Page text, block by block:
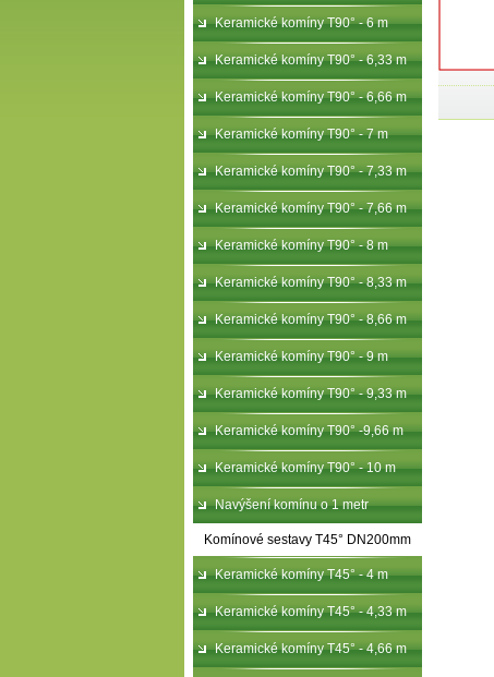
Keramické komíny T90° - 6 m
Keramické komíny T90° - 6,33 m
Keramické komíny T90° - 6,66 m
Keramické komíny T90° - 7 m
Keramické komíny T90° - 7,33 m
Keramické komíny T90° - 7,66 m
Keramické komíny T90° - 8 m
Keramické komíny T90° - 8,33 m
Keramické komíny T90° - 8,66 m
Keramické komíny T90° - 9 m
Keramické komíny T90° - 9,33 m
Keramické komíny T90° -9,66 m
Keramické komíny T90° - 10 m
Navýšení komínu o 1 metr
Komínové sestavy T45° DN200mm
Keramické komíny T45° - 4 m
Keramické komíny T45° - 4,33 m
Keramické komíny T45° - 4,66 m